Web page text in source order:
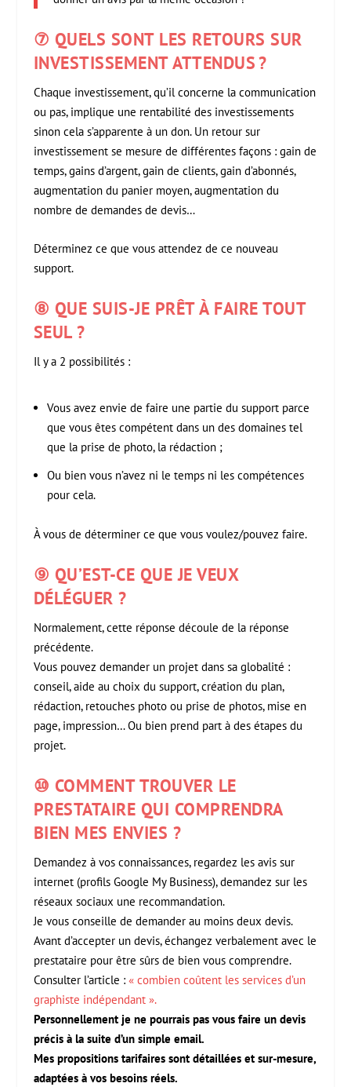
⑦ QUELS SONT LES RETOURS SUR
INVESTISSEMENT ATTENDUS ?
Chaque investissement, qu’il concerne la communication
ou pas, implique une rentabilité des investissements
sinon cela s’apparente à un don. Un retour sur
investissement se mesure de différentes façons : gain de
temps, gains d’argent, gain de clients, gain d’abonnés,
augmentation du panier moyen, augmentation du
nombre de demandes de devis…
Déterminez ce que vous attendez de ce nouveau
support.
⑧ QUE SUIS-JE PRÊT À FAIRE TOUT
SEUL ?
Il y a 2 possibilités :
Vous avez envie de faire une partie du support parce
que vous êtes compétent dans un des domaines tel
que la prise de photo, la rédaction ;
Ou bien vous n’avez ni le temps ni les compétences
pour cela.
À vous de déterminer ce que vous voulez/pouvez faire.
⑨ QU’EST-CE QUE JE VEUX
DÉLÉGUER ?
Normalement, cette réponse découle de la réponse
précédente.
Vous pouvez demander un projet dans sa globalité :
conseil, aide au choix du support, création du plan,
rédaction, retouches photo ou prise de photos, mise en
page, impression… Ou bien prend part à des étapes du
projet.
⑩ COMMENT TROUVER LE
PRESTATAIRE QUI COMPRENDRA
BIEN MES ENVIES ?
Demandez à vos connaissances, regardez les avis sur
internet (profils Google My Business), demandez sur les
réseaux sociaux une recommandation.
Je vous conseille de demander au moins deux devis.
Avant d’accepter un devis, échangez verbalement avec le
prestataire pour être sûrs de bien vous comprendre.
Consulter l’article : « combien coûtent les services d’un
graphiste indépendant ».
Personnellement je ne pourrais pas vous faire un devis
précis à la suite d’un simple email.
Mes propositions tarifaires sont détaillées et sur-mesure,
adaptées à vos besoins réels.